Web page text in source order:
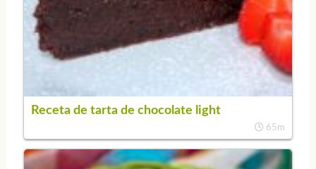
Receta de tarta de chocolate light
65m